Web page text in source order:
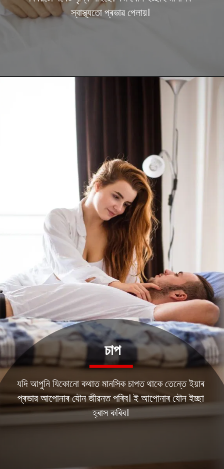
যদি আপুনি যিকোনো কথাত মানসিক চাপত থাকে তেন্তে ইয়াৰ
প্ৰভাৱ আপোনাৰ যৌন জীৱনত পৰিব। ই আপোনাৰ যৌন ইচ্ছা
হ্ৰাস কৰিব।
চাপ